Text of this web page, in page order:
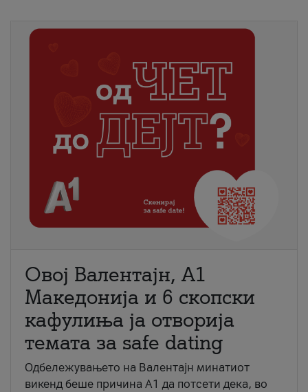
Овој Валентајн, A1
Македонија и 6 скопски
кафулиња ја отворија
темата за safe dating
Одбележувањето на Валентајн минатиот
викенд беше причина А1 да потсети дека, во